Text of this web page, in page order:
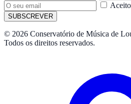
SUBSCREVER
© 2026 Conservatório de Música de
Todos os direitos reservados.